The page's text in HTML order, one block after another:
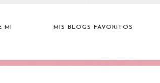
MI MIS BLOGS FAVORITOS